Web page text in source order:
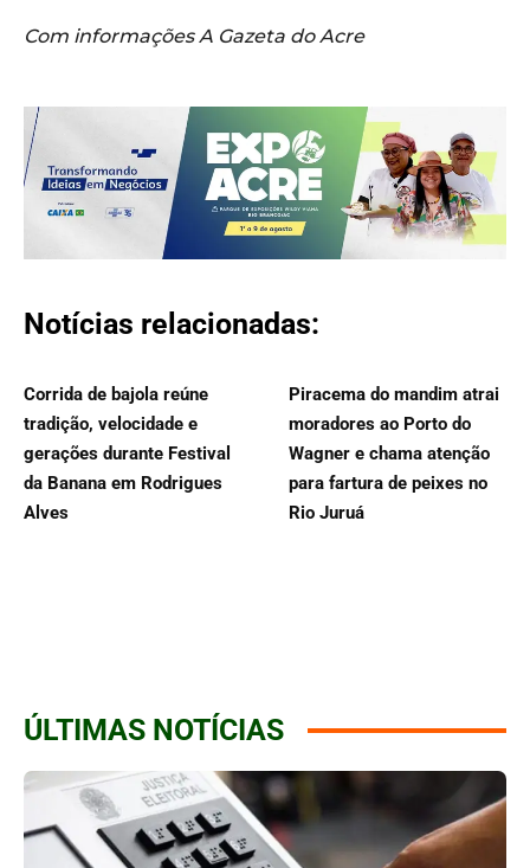
Com informações A Gazeta do Acre
Notícias relacionadas:
Corrida de bajola reúne
tradição, velocidade e
gerações durante Festival
da Banana em Rodrigues
Alves
Piracema do mandim atrai
moradores ao Porto do
Wagner e chama atenção
para fartura de peixes no
Rio Juruá
ÚLTIMAS NOTÍCIAS